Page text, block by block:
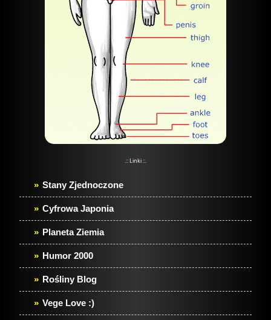
.:: Linki ::.
Stany Zjednoczone
Cyfrowa Japonia
Planeta Ziemia
Humor 2000
Rośliny Blog
Vege Love :)